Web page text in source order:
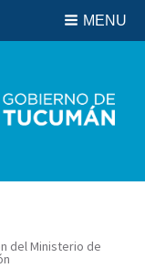
MENU
del Ministerio de